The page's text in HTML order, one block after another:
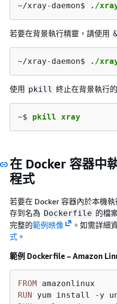
~/xray-daemon$ ./
若要在背景執行精靈，請使用
~/xray-daemon$ ./
使用 pkill 終止在背景執行
~$ pkill xray
在 Docker 容器中
程式
若要在 Docker 容器內於本機
存到名為 Dockerfile 的檔
完整的範例映像 。如需詳細
式 。
範例 Dockerfile – Amazon
FROM
RUN yum install -y